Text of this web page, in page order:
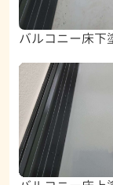
バルコニー床下